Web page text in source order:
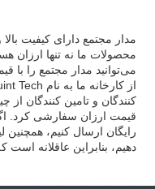
محصولات ما نه تنها ارزان
می‌توانید مدار مجتمع را با
کنندگان و تامین کنندگان
قیمت ارزان سفارشی کرد. اگر
رایگان ارسال کنیم،
دهیم، بنابراین عاقلانه است